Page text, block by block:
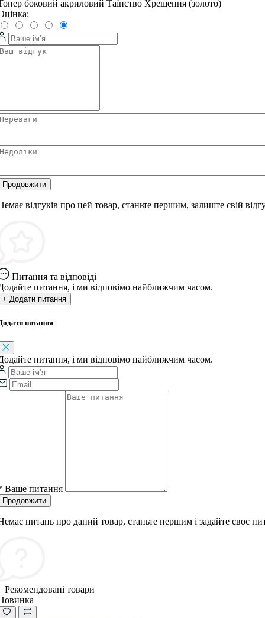
боковий акриловий Таїнство Хрещення (золото)
Продовжити
відгуків про цей товар, станьте першим, залиште свій
Питання та відповіді
питання, і ми відповімо найближчим часом.
+ Додати питання
питання
питання, і ми відповімо найближчим часом.
Ваше питання
Продовжити
питань про даний товар, станьте першим і задайте своє
Рекомендовані товари